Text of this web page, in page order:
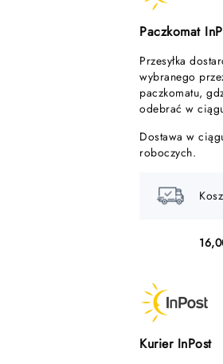
Paczkomat
Przesyłka
wybranego
paczkomatu,
odebrać w
Dostawa w
roboczych.
Kurier InPost